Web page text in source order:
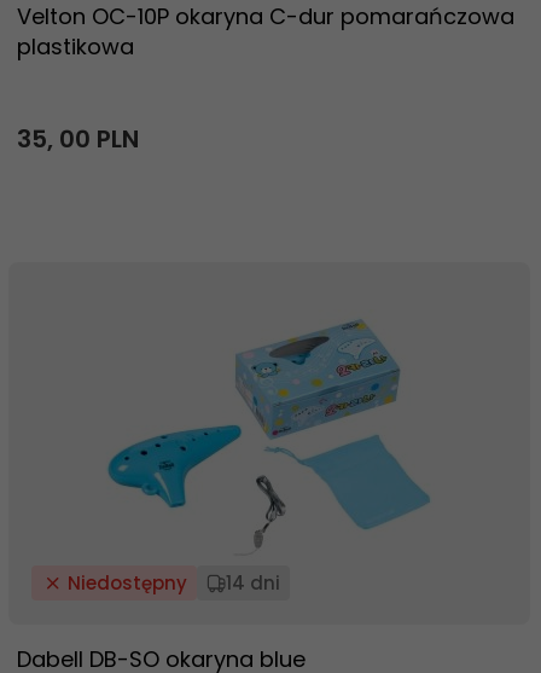
Velton OC-10P okaryna C-dur pomarańczowa
plastikowa
35, 00 PLN
Niedostępny 14 dni
Dabell DB-SO okaryna blue